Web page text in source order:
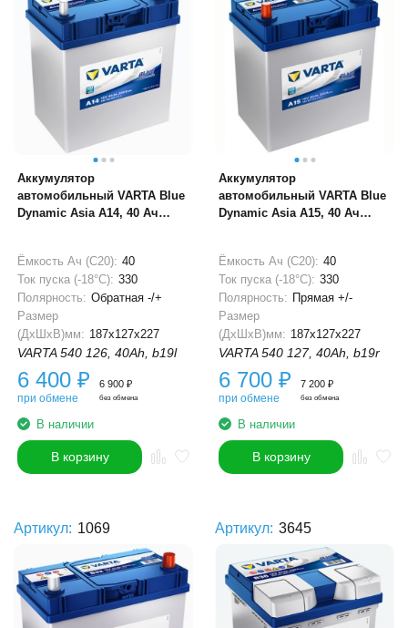
Аккумулятор
автомобильный VARTA Blue
Dynamic Asia A14, 40 Ач
Ёмкость Ач (С20): 40
Ток пуска (-18°С): 330
Полярность: Обратная -/+
Размер
(ДхШхВ)мм: 187x127x227
VARTA 540 126, 40Ah, b19l
6 400 ₽
при обмене
6 900 ₽
без обмена
В наличии
В корзину
Аккумулятор
автомобильный VARTA Blue
Dynamic Asia A15, 40 Ач
Ёмкость Ач (С20): 40
Ток пуска (-18°С): 330
Полярность: Прямая +/-
Размер
(ДхШхВ)мм: 187x127x227
VARTA 540 127, 40Ah, b19r
6 700 ₽
при обмене
7 200 ₽
без обмена
В наличии
В корзину
Артикул: 1069 Артикул: 3645